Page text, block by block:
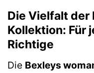
Die Vielfalt der
Kollektion: Für
Richtige
Die Bexleys